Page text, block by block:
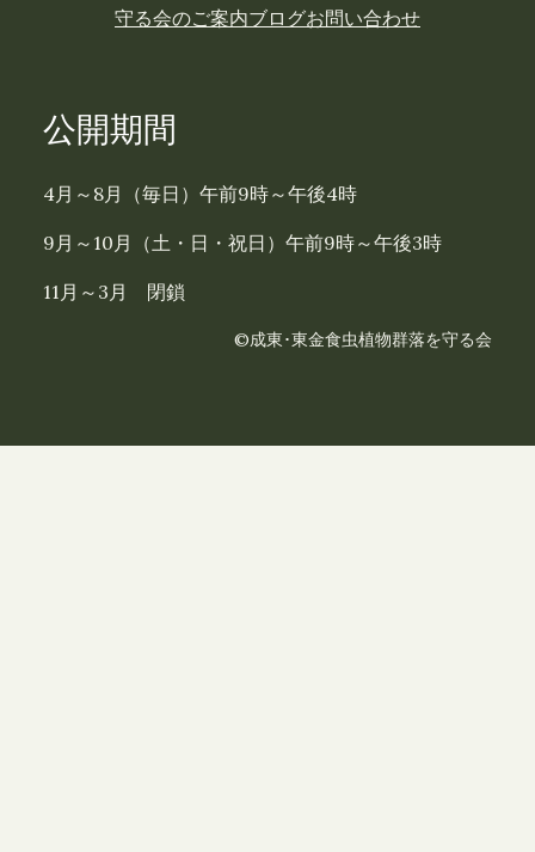
守る会のご案内ブログお問い合わせ
公開期間
4月～8月（毎日）午前9時～午後4時
9月～10月（土・日・祝日）午前9時～午後3時
11月～3月 閉鎖
©成東･東金食虫植物群落を守る会